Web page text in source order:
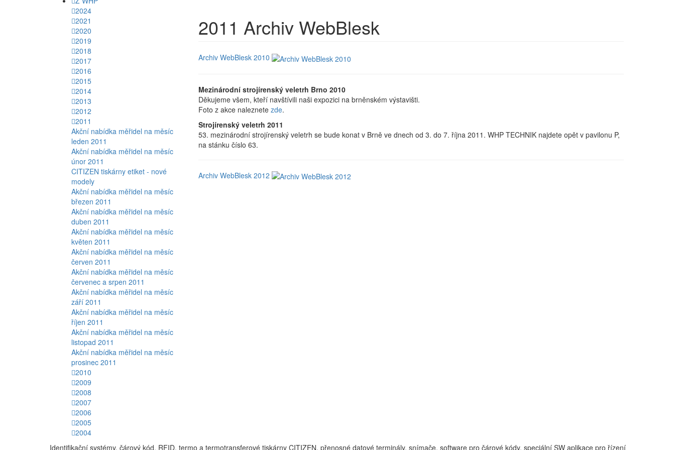
2024
2021
2020
2019
2018
2017
2016
2015
2014
2013
2012
2011
Akční nabídka měřidel na měsíc
leden 2011
Akční nabídka měřidel na měsíc
únor 2011
CITIZEN tiskárny etiket - nové
modely
Akční nabídka měřidel na měsíc
březen 2011
Akční nabídka měřidel na měsíc
duben 2011
Akční nabídka měřidel na měsíc
květen 2011
Akční nabídka měřidel na měsíc
červen 2011
Akční nabídka měřidel na měsíc
červenec a srpen 2011
Akční nabídka měřidel na měsíc
září 2011
Akční nabídka měřidel na měsíc
říjen 2011
Akční nabídka měřidel na měsíc
listopad 2011
Akční nabídka měřidel na měsíc
prosinec 2011
2010
2009
2008
2007
2006
2005
2004
2011 Archiv WebBlesk
Archiv WebBlesk 2010
Mezinárodní strojírenský veletrh Brno 2010
Děkujeme všem, kteří navštívili naši expozici na brněnském výstavišti.
Foto z akce naleznete zde.
Strojírenský veletrh 2011
53. mezinárodní strojírenský veletrh se bude konat v Brně ve dnech od 3. do 7. října 2011. WHP TECHNIK najdete opět v pavilonu P,
na stánku číslo 63.
Archiv WebBlesk 2012
Identifikační systémy, čárový kód, RFID, termo a termotransferové tiskárny CITIZEN, přenosné datové terminály, snímače, software pro čárové kódy, speciální SW aplikace pro řízení